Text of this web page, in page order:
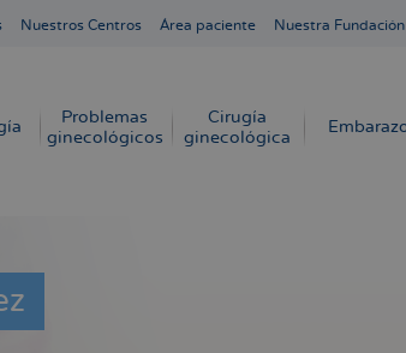
Nuestros Centros Área paciente Nuestra Fundación
Problemas
ginecológicos
Cirugía
ginecológica